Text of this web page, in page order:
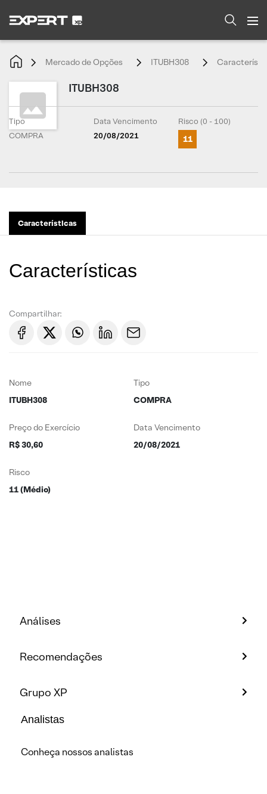
Mercado de Opções ITUBH308
ITUBH308
Tipo
COMPRA
Data Vencimento
20/08/2021
Risco (0 - 100)
11
Características
Características
Compartilhar:
Nome
ITUBH308
Tipo
COMPRA
Preço do Exercício
R$ 30,60
Data Vencimento
20/08/2021
Risco
11 (Médio)
Análises
Recomendações
Grupo XP
Analistas
Conheça nossos analistas